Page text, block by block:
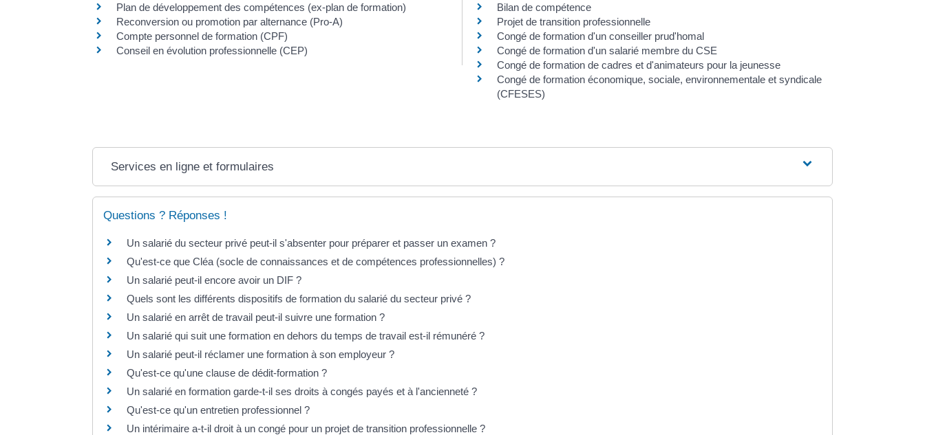
Plan de développement des compétences (ex-plan de formation)
Reconversion ou promotion par alternance (Pro-A)
Compte personnel de formation (CPF)
Conseil en évolution professionnelle (CEP)
Bilan de compétence
Projet de transition professionnelle
Congé de formation d'un conseiller prud'homal
Congé de formation d'un salarié membre du CSE
Congé de formation de cadres et d'animateurs pour la jeunesse
Congé de formation économique, sociale, environnementale et syndicale
(CFESES)
Services en ligne et formulaires
Questions ? Réponses !
Un salarié du secteur privé peut-il s'absenter pour préparer et passer un examen ?
Qu'est-ce que Cléa (socle de connaissances et de compétences professionnelles) ?
Un salarié peut-il encore avoir un DIF ?
Quels sont les différents dispositifs de formation du salarié du secteur privé ?
Un salarié en arrêt de travail peut-il suivre une formation ?
Un salarié qui suit une formation en dehors du temps de travail est-il rémunéré ?
Un salarié peut-il réclamer une formation à son employeur ?
Qu'est-ce qu'une clause de dédit-formation ?
Un salarié en formation garde-t-il ses droits à congés payés et à l'ancienneté ?
Qu'est-ce qu'un entretien professionnel ?
Un intérimaire a-t-il droit à un congé pour un projet de transition professionnelle ?